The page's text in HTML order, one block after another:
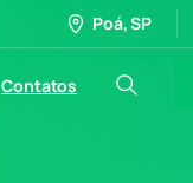
Poá, SP
Contatos